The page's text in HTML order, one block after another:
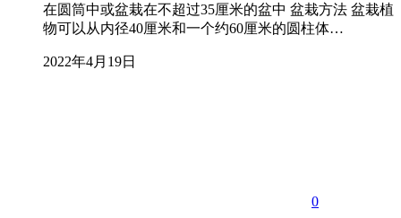
在圆筒中或盆栽在不超过35厘米的盆中 盆栽方法 盆栽植
物可以从内径40厘米和一个约60厘米的圆柱体…
2022年4月19日
0